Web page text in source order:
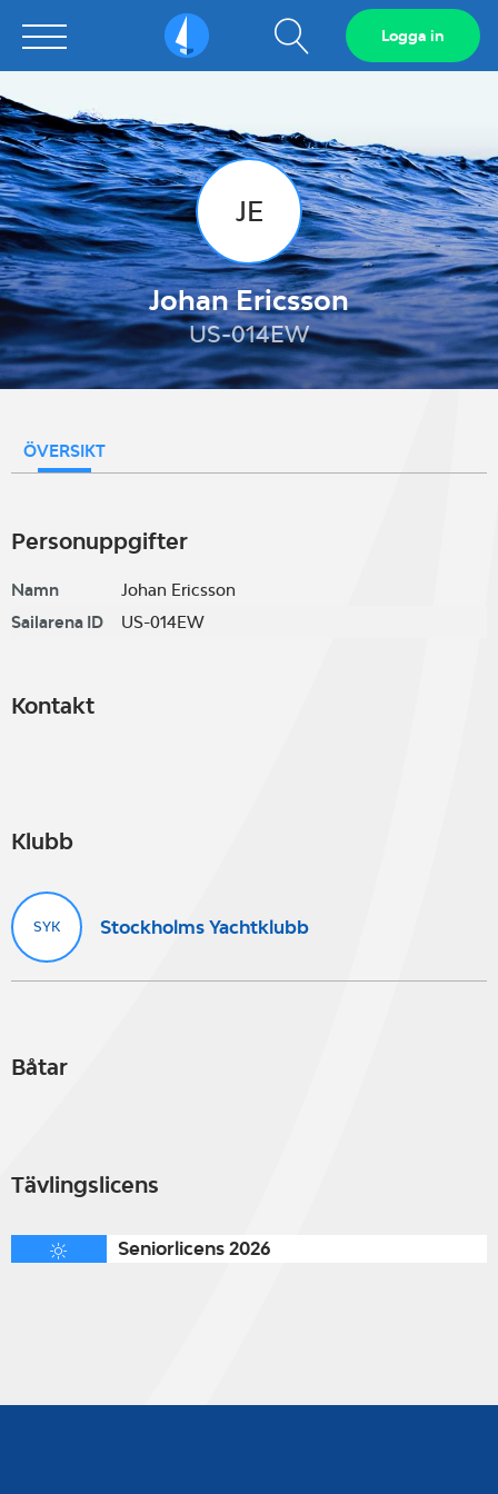
Sailarena Visa
sökfält
Logga in
JE
Johan Ericsson
US-014EW
ÖVERSIKT
Personuppgifter
Namn
Johan Ericsson
Sailarena ID
US-014EW
Kontakt
Klubb
SYK Stockholms Yachtklubb
Båtar
Tävlingslicens
Seniorlicens 2026